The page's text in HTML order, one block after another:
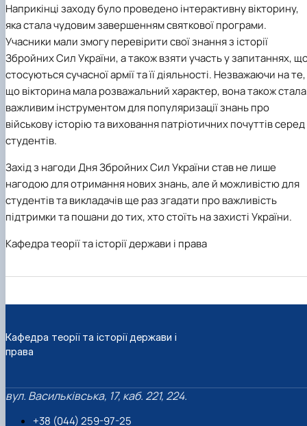
Наприкінці заходу було проведено інтерактивну вікторину,
яка стала чудовим завершенням святкової програми.
Учасники мали змогу перевірити свої знання з історії
Збройних Сил України, а також взяти участь у запитаннях,
стосуються сучасної армії та її діяльності. Незважаючи на те,
що вікторина мала розважальний характер, вона також стала
важливим інструментом для популяризації знань про
військову історію та виховання патріотичних почуттів серед
студентів.
Західз нагоди Дня Збройних Сил Українистав не лише
нагодою для отримання нових знань, але й можливістю для
студентів та викладачів ще раз згадати про важливість
підтримки та пошани до тих, хто стоїть на захисті України.
Кафедра теорії та історії держави і права
Кафедра теорії та історії держави і
права
вул. Васильківська, 17, каб. 221, 224.
+38 (044) 259-97-25